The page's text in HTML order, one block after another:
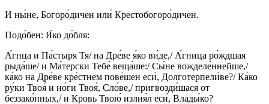
И ны́не, Богоро́дичен или́ Крестобогоро́дичен.
Подо́бен: Я́ко до́бля:
А́гнца и Па́стыря Тя/ на Дре́ве я́ко ви́де,/ А́гница ро́ждшая
рыда́ше/ и Ма́терски Тебе́ веща́ше:/ Сы́не вожделе́ннейше,/
ка́ко на Дре́ве кре́стнем пове́шен еси́, Долготерпели́ве?/ Ка́ко
ру́ки Твоя́ и но́ги Твоя́, Сло́ве,/ пригвозди́шася от
беззако́нных,/ и Кровь Твою́ излия́л еси́, Влады́ко?